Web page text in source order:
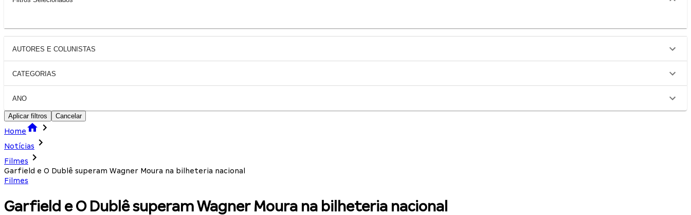
AUTORES E COLUNISTAS
CATEGORIAS
ANO
Aplicar filtros Cancelar
Home
Notícias
Filmes
Garfield e O Dublê superam Wagner Moura na bilheteria nacional
Filmes
Garfield e O Dublê superam Wagner Moura na bilheteria nacional